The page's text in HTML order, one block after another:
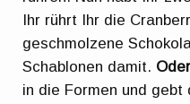
Ihr rührt Ihr die
geschmolzene
Schablonen damit. Oder
in die Formen und gebt